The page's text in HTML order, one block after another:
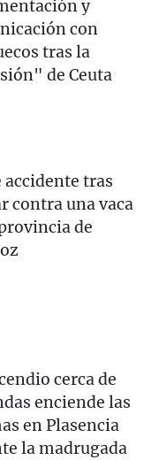
y
con
tras la
de Ceuta
accidente tras
contra una vaca
de
cerca de
enciende las
en Plasencia
la madrugada